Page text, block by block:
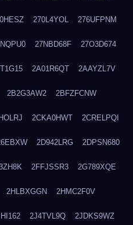
270L4YOL 276UFPNM
27NBD68F 27O3D674
2A01R6QT 2AAYZL7V
2B2G3AW2 2BFZFCNW
2CKA0HWT 2CRELPQI
2D942LRG 2DPSN680
2FFJSSR3 2G789XQE
2HLBXGGN 2HMC2F0V
2J4TVL9Q 2JDKS9WZ